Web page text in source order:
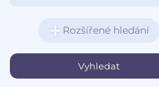
Rozšířené hledání